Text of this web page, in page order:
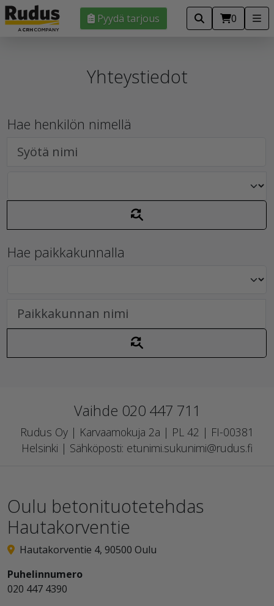
Pyydä tarjous 0
Yhteystiedot
Hae henkilön nimellä
Hae paikkakunnalla
Vaihde 020 447 711
Rudus Oy | Karvaamokuja 2a | PL 42 | FI-00381
Helsinki | Sähköposti: etunimi.sukunimi@rudus.fi
Oulu betonituotetehdas
Hautakorventie
Hautakorventie 4, 90500 Oulu
Puhelinnumero
020 447 4390